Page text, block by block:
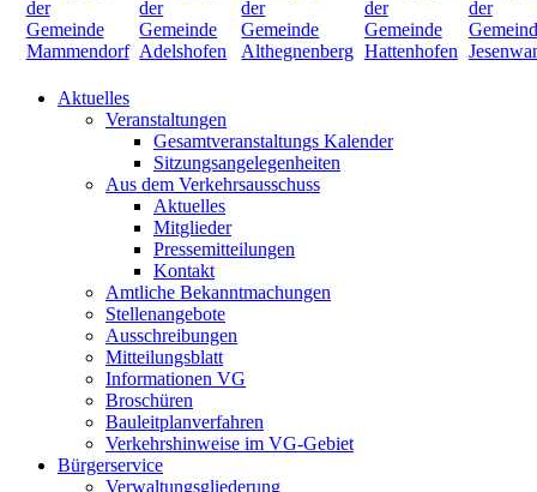
Aktuelles
Veranstaltungen
Gesamtveranstaltungs Kalender
Sitzungsangelegenheiten
Aus dem Verkehrsausschuss
Aktuelles
Mitglieder
Pressemitteilungen
Kontakt
Amtliche Bekanntmachungen
Stellenangebote
Ausschreibungen
Mitteilungsblatt
Informationen VG
Broschüren
Bauleitplanverfahren
Verkehrshinweise im VG-Gebiet
Bürgerservice
Verwaltungsgliederung